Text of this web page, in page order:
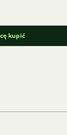
kupić